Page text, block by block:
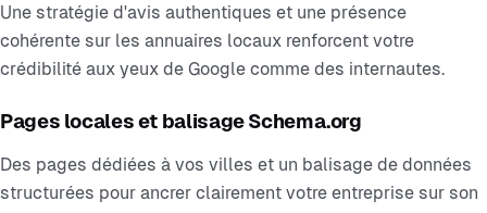
Une stratégie d'avis authentiques et une présence
cohérente sur les annuaires locaux renforcent votre
crédibilité aux yeux de Google comme des internautes.
Pages locales et balisage Schema.org
Des pages dédiées à vos villes et un balisage de données
structurées pour ancrer clairement votre entreprise sur son